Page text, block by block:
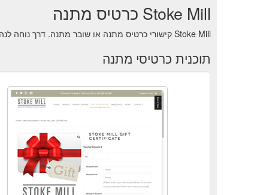
Stoke Mill כרטיס מתנה
Stoke Mill קישורי כרטיס מתנה או שובר מתנה. דרך נוחה לנהל איזון תוך כדי תנועה פנימה
תוכנית כרטיסי מתנה